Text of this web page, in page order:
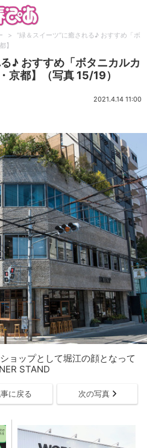
>
“緑＆スイーツ”に癒される♪ おすすめ「ボ
】
♪ おすすめ「ボタニカルカ
京都】（写真 15/19）
2021.4.14 11:00
ョップとして堀江の顔となって
STAND
に戻る 次の写真